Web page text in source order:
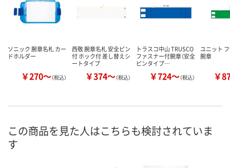
ソニック 腕章名札 カー
ドホルダー
￥270～（税込）
西敬 腕章名札 安全ピン
付 ホック付 差し替えシ
ートタイプ
￥374～（税込）
トラスコ中山 TRUSCO
ファスナー付腕章（安全
ピンタイプ…
￥724～（税込）
ユニット
腕章
￥
この商品を見た人はこちらも検討されていま
す